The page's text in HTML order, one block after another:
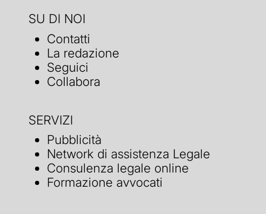
SU DI NOI
Contatti
La redazione
Seguici
Collabora
SERVIZI
Pubblicità
Network di assistenza Legale
Consulenza legale online
Formazione avvocati